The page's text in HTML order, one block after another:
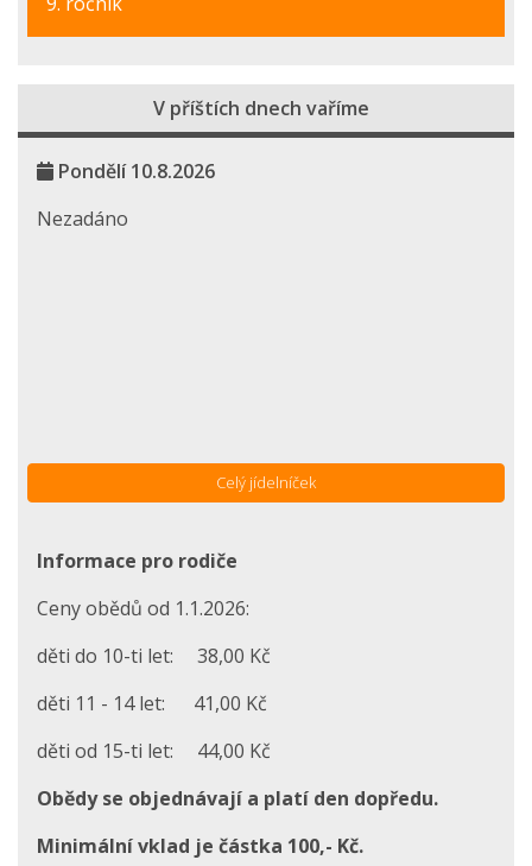
V příštích dnech vaříme
Pondělí 10.8.2026
Nezadáno
Celý jídelníček
Informace pro rodiče
Ceny obědů od 1.1.2026:
děti do 10-ti let: 38,00 Kč
děti 11 - 14 let: 41,00 Kč
děti od 15-ti let: 44,00 Kč
Obědy se objednávají a platí den dopředu.
Minimální vklad je částka 100,- Kč.